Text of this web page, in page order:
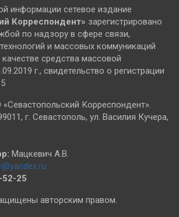
информации сетевое издание
Корреспондент» зарегистрировано
по надзору в сфере связи,
и массовых коммуникаций
средства массовой
г., свидетельство о регистрации
Корреспондент».
г. Севастополь, ул. Василия Кучера,
Мацкевич А.В.
52-25
авторским правом.